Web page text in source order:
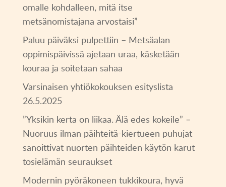
omalle kohdalleen, mitä itse
metsänomistajana arvostaisi”
Paluu päiväksi pulpettiin – Metsäalan
oppimispäivissä ajetaan uraa, käsketään
kouraa ja soitetaan sahaa
Varsinaisen yhtiökokouksen esityslista
26.5.2025
”Yksikin kerta on liikaa. Älä edes kokeile” –
Nuoruus ilman päihteitä-kiertueen puhujat
sanoittivat nuorten päihteiden käytön karut
tosielämän seuraukset
Modernin pyöräkoneen tukkikoura, hyvä